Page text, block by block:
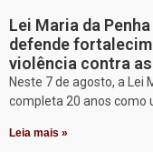
Lei Maria da
defende
violência contra
Neste 7 de agosto, a Lei
completa 20 anos como
Leia mais »